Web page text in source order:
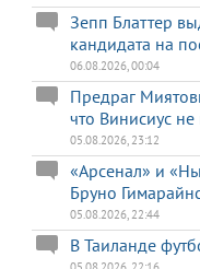
Зепп Блаттер
кандидата на
06.08.2026, 00:04
Предраг
что Винисиус
05.08.2026, 23:12
«Арсенал» и
Бруно
05.08.2026, 22:44
В Таиланде